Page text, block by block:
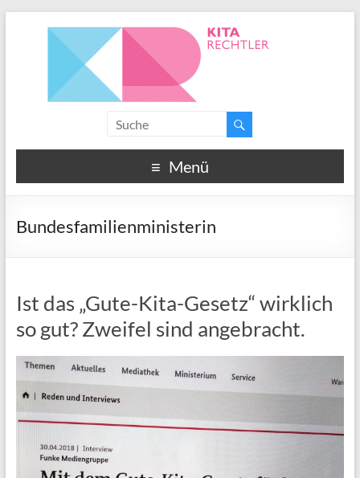
Menü
Bundesfamilienministerin
Ist das „Gute-Kita-Gesetz“ wirklich
so gut? Zweifel sind angebracht.